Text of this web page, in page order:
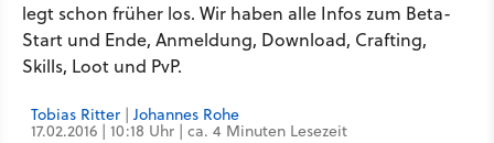
legt schon früher los. Wir haben alle Infos zum Beta-
Start und Ende, Anmeldung, Download, Crafting,
Skills, Loot und PvP.
Tobias Ritter | Johannes Rohe
17.02.2016 | 10:18 Uhr | ca. 4 Minuten Lesezeit